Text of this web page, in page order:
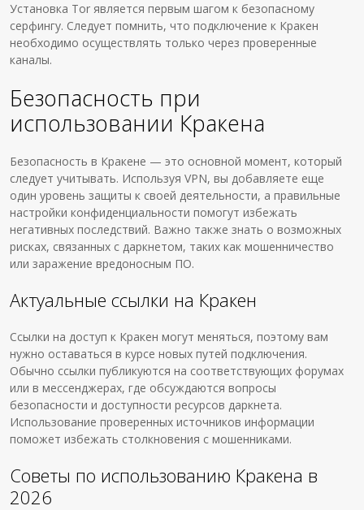
Установка Tor является первым шагом к безопасному
серфингу. Следует помнить, что подключение к Кракен
необходимо осуществлять только через проверенные
каналы.
Безопасность при
использовании Кракена
Безопасность в Кракене — это основной момент, который
следует учитывать. Используя VPN, вы добавляете еще
один уровень защиты к своей деятельности, а правильные
настройки конфиденциальности помогут избежать
негативных последствий. Важно также знать о возможных
рисках, связанных с даркнетом, таких как мошенничество
или заражение вредоносным ПО.
Актуальные ссылки на Кракен
Ссылки на доступ к Кракен могут меняться, поэтому вам
нужно оставаться в курсе новых путей подключения.
Обычно ссылки публикуются на соответствующих форумах
или в мессенджерах, где обсуждаются вопросы
безопасности и доступности ресурсов даркнета.
Использование проверенных источников информации
поможет избежать столкновения с мошенниками.
Советы по использованию Кракена в
2026